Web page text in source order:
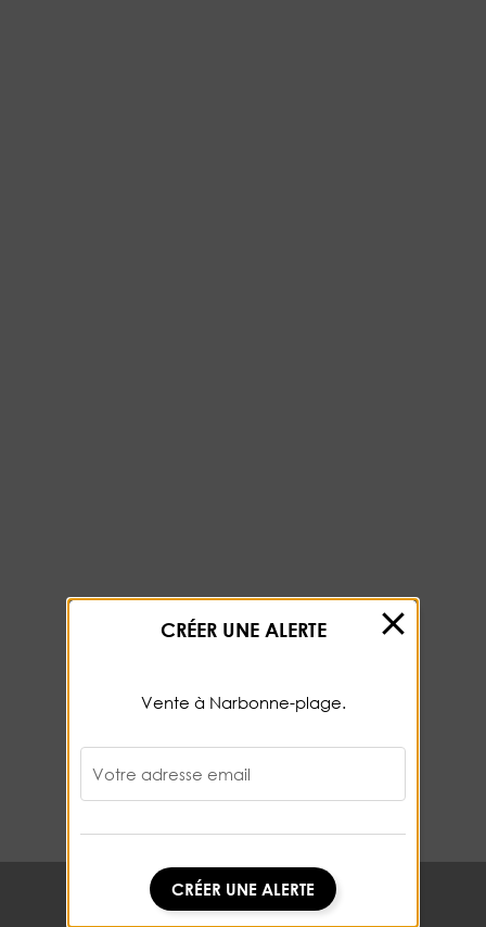
CRÉER UNE ALERTE
CRÉER UNE ALERTE
Vente à Narbonne-plage.
Votre adresse email
CRÉER UNE ALERTE